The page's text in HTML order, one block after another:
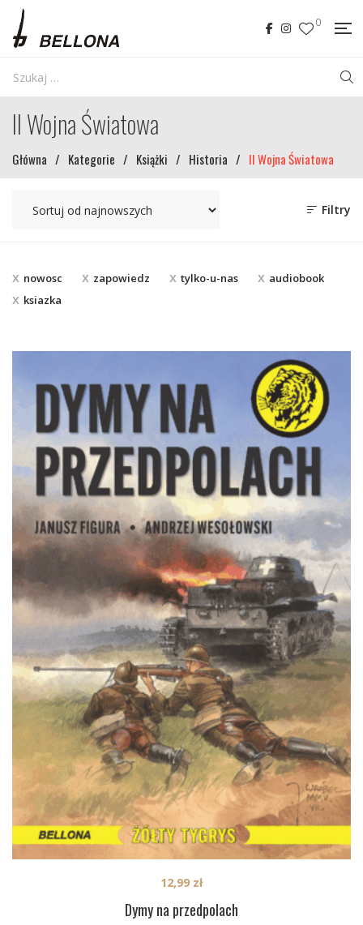
0
II Wojna Światowa
Główna / Kategorie / Książki / Historia / II Wojna Światowa
Filtry
nowosc zapowiedz tylko-u-nas
audiobook
ksiazka
Dymy na przedpolach
12,99 zł